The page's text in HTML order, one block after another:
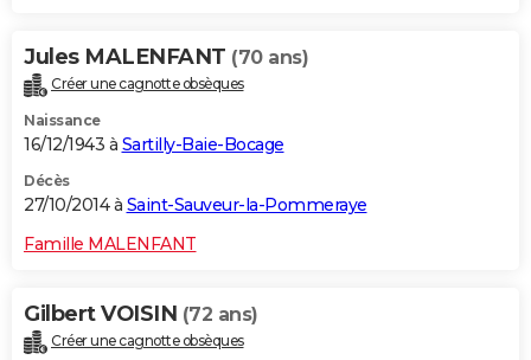
Jules MALENFANT (70 ans)
Créer une cagnotte obsèques
Naissance
16/12/1943 à Sartilly-Baie-Bocage
Décès
27/10/2014 à Saint-Sauveur-la-Pommeraye
Famille MALENFANT
Gilbert VOISIN (72 ans)
Créer une cagnotte obsèques